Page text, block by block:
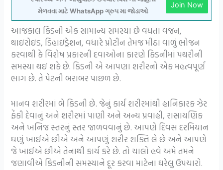
મેળવવા માટે WhatsApp ગ્રુપ મા જોડાઓ
Join Now
આજકાલ કિડની એક સામાન્ય સમસ્યા છે વધતા વજન,
થાઇરોઇડ, ડિહાઇડ્રેશન, વધારે પ્રોટીન તેમજ મીઠા વાળું ભોજન
કરવાથી કે વિશેષ પ્રકારની દવાઓના કારણે કિડનીમાં પથરીની
સમસ્યા થઇ શકે છે. કિડની એ આપણા શરીરનો એક મહત્વપૂર્ણ
ભાગ છે. તે પેટની બરાબર પાછળ છે.
માનવ શરીરમાં બે કિડની છે. જેનું કાર્ય શરીરમાંથી હાનિકારક ઝેર
ફેંકી દેવાનું અને શરીરમાં પાણી અને અન્ય પ્રવાહી, રાસાયણિક
અને ખનિજ સ્તરનું સ્તર જાળવવાનું છે. આપણે દિવસ દરમિયાન
ઘણું ખાઈએ છીએ અને આપણું શરીર શક્તિ લે છે અને આપણે
જે ખાઈએ છીએ તેનાથી કાર્ય કરે છે. તો ચાલો હવે અમે તમને
જણાવીએ કિડનીની સમસ્યાને દૂર કરવા માટેના ઘરેલુ ઉપચારો.